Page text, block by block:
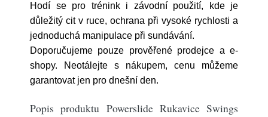
Hodí se pro trénink i závodní použití, kde je
důležitý cit v ruce, ochrana při vysoké rychlosti a
jednoduchá manipulace při sundávání.
Doporučujeme pouze prověřené prodejce a e-
shopy. Neotálejte s nákupem, cenu můžeme
garantovat jen pro dnešní den.
Popis produktu Powerslide Rukavice Swings